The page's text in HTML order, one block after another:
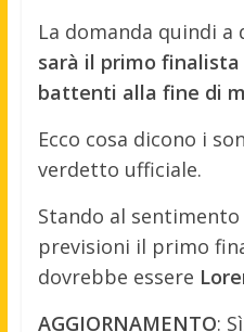
La domanda quindi a
sarà il primo
battenti alla fine di
Ecco cosa dicono i
verdetto ufficiale.
Stando al sentimento
previsioni il primo
dovrebbe essere
AGGIORNAMENTO: